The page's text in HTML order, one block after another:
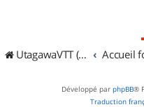
UtagawaVTT (Randos VTT et VTTAE avec traces GPS) Accueil
Développé par phpBB®
Traduction